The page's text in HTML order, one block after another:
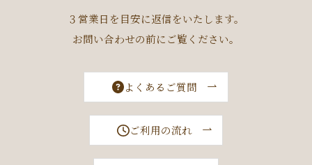
３営業日を目安に返信をいたします。
お問い合わせの前にご覧ください。
よくあるご質問
ご利用の流れ